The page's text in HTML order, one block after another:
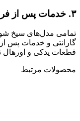
۳. خدمات پس از
تمامی مدل‌های سیخ
گارانتی و خدمات پس
قطعات یدکی و اورهال
محصولات مرتبط